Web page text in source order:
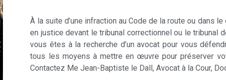
À la suite d’une infraction au Code de la route ou dans le
en justice devant le tribunal correctionnel ou le tribunal
vous êtes à la recherche d’un avocat pour vous
tous les moyens à mettre en œuvre pour préserver
Contactez Me Jean-Baptiste le Dall, Avocat à la Cour,